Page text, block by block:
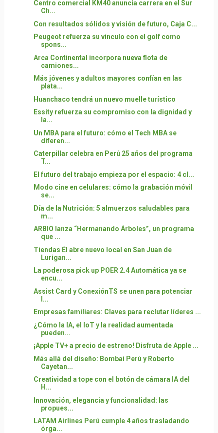
Centro comercial KM40 anuncia carrera en el Sur
Ch...
Con resultados sólidos y visión de futuro, Caja C...
Peugeot refuerza su vínculo con el golf como
spons...
Arca Continental incorpora nueva flota de
camiones...
Más jóvenes y adultos mayores confían en las
plata...
Huanchaco tendrá un nuevo muelle turístico
Essity refuerza su compromiso con la dignidad y
la...
Un MBA para el futuro: cómo el Tech MBA se
diferen...
Caterpillar celebra en Perú 25 años del programa
T...
El futuro del trabajo empieza por el espacio: 4 cl...
Modo cine en celulares: cómo la grabación móvil
se...
Día de la Nutrición: 5 almuerzos saludables para
m...
ARBIO lanza “Hermanando Árboles”, un programa
que ...
Tiendas Él abre nuevo local en San Juan de
Lurigan...
La poderosa pick up POER 2.4 Automática ya se
encu...
Assist Card y ConexiónTS se unen para potenciar
l...
Empresas familiares: Claves para reclutar líderes ...
¿Cómo la IA, el IoT y la realidad aumentada
pueden...
¡Apple TV+ a precio de estreno! Disfruta de Apple ...
Más allá del diseño: Bombai Perú y Roberto
Cayetan...
Creatividad a tope con el botón de cámara IA del
H...
Innovación, elegancia y funcionalidad: las
propues...
LATAM Airlines Perú cumple 4 años trasladando
órga...